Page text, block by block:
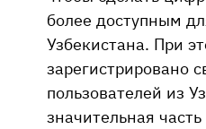
более доступным
Узбекистана. При
зарегистрировано
пользователей из
значительная